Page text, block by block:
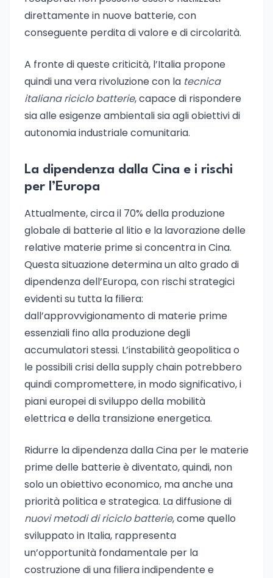
direttamente in nuove batterie, con
conseguente perdita di valore e di circolarità.
A fronte di queste criticità, l’Italia propone
quindi una vera rivoluzione con la tecnica
italiana riciclo batterie, capace di rispondere
sia alle esigenze ambientali sia agli obiettivi di
autonomia industriale comunitaria.
La dipendenza dalla Cina e i rischi
per l’Europa
Attualmente, circa il 70% della produzione
globale di batterie al litio e la lavorazione delle
relative materie prime si concentra in Cina.
Questa situazione determina un alto grado di
dipendenza dell’Europa, con rischi strategici
evidenti su tutta la filiera:
dall’approvvigionamento di materie prime
essenziali fino alla produzione degli
accumulatori stessi. L’instabilità geopolitica o
le possibili crisi della supply chain potrebbero
quindi compromettere, in modo significativo, i
piani europei di sviluppo della mobilità
elettrica e della transizione energetica.
Ridurre la dipendenza dalla Cina per le materie
prime delle batterie è diventato, quindi, non
solo un obiettivo economico, ma anche una
priorità politica e strategica. La diffusione di
nuovi metodi di riciclo batterie, come quello
sviluppato in Italia, rappresenta
un’opportunità fondamentale per la
costruzione di una filiera indipendente e